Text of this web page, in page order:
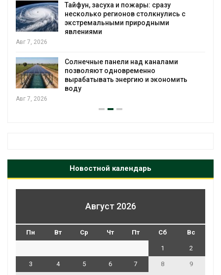
Тайфун, засуха и пожары: сразу
несколько регионов столкнулись с
экстремальными природными
явлениями
Авг 7, 2026
Солнечные панели над каналами
позволяют одновременно
вырабатывать энергию и экономить
воду
Авг 7, 2026
Новостной календарь
Август 2026
Пн Вт Ср Чт Пт Сб Вс
1 2
3 4 5 6 7 8 9